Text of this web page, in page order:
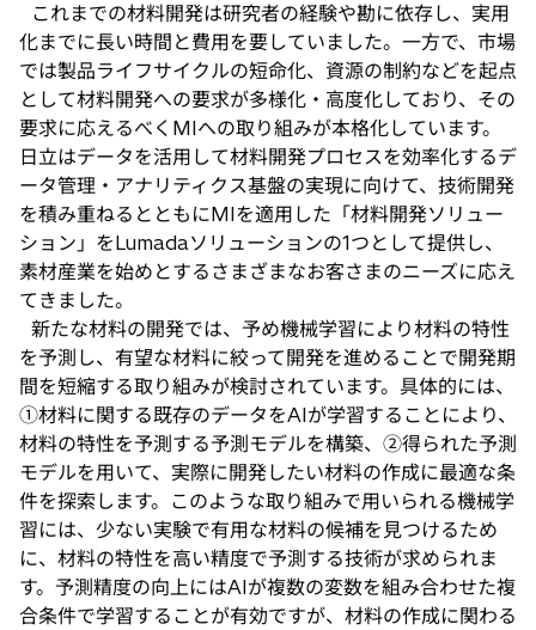
これまでの材料開発は研究者の経験や勘に依存し、実用
化までに長い時間と費用を要していました。一方で、市場
では製品ライフサイクルの短命化、資源の制約などを起点
として材料開発への要求が多様化・高度化しており、その
要求に応えるべくMIへの取り組みが本格化しています。
日立はデータを活用して材料開発プロセスを効率化するデ
ータ管理・アナリティクス基盤の実現に向けて、技術開発
を積み重ねるとともにMIを適用した「材料開発ソリュー
ション」をLumadaソリューションの1つとして提供し、
素材産業を始めとするさまざまなお客さまのニーズに応え
てきました。
新たな材料の開発では、予め機械学習により材料の特性
を予測し、有望な材料に絞って開発を進めることで開発期
間を短縮する取り組みが検討されています。具体的には、
①材料に関する既存のデータをAIが学習することにより、
材料の特性を予測する予測モデルを構築、②得られた予測
モデルを用いて、実際に開発したい材料の作成に最適な条
件を探索します。このような取り組みで用いられる機械学
習には、少ない実験で有用な材料の候補を見つけるため
に、材料の特性を高い精度で予測する技術が求められま
す。予測精度の向上にはAIが複数の変数を組み合わせた複
合条件で学習することが有効ですが、材料の作成に関わる